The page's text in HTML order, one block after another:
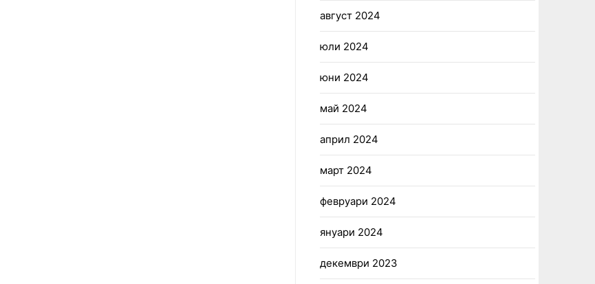
август 2024
юли 2024
юни 2024
май 2024
април 2024
март 2024
февруари 2024
януари 2024
декември 2023